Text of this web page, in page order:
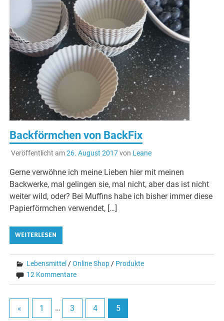
Backförmchen von BackFix
Veröffentlicht am26. August 2017von Leane
Gerne verwöhne ich meine Lieben hier mit meinen
Backwerke, mal gelingen sie, mal nicht, aber das ist nicht
weiter wild, oder? Bei Muffins habe ich bisher immer diese
Papierförmchen verwendet, […]
WEITERLESEN
Lebensmittel /Online Shop / Produkte
12 Kommentare
« 1 … 3 4 5